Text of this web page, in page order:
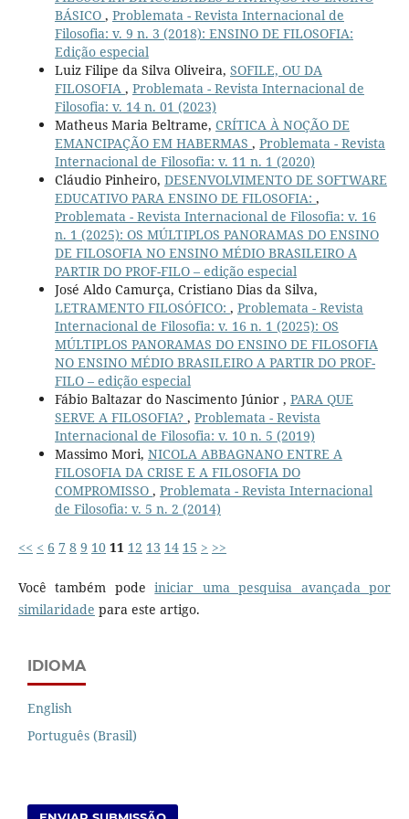
BÁSICO , Problemata - Revista Internacional de
Filosofia: v. 9 n. 3 (2018): ENSINO DE FILOSOFIA:
Edição especial
Luiz Filipe da Silva Oliveira, SOFILE, OU DA
FILOSOFIA , Problemata - Revista Internacional de
Filosofia: v. 14 n. 01 (2023)
Matheus Maria Beltrame, CRÍTICA À NOÇÃO DE
EMANCIPAÇÃO EM HABERMAS , Problemata - Revista
Internacional de Filosofia: v. 11 n. 1 (2020)
Cláudio Pinheiro, DESENVOLVIMENTO DE SOFTWARE
EDUCATIVO PARA ENSINO DE FILOSOFIA: ,
Problemata - Revista Internacional de Filosofia: v. 16
n. 1 (2025): OS MÚLTIPLOS PANORAMAS DO ENSINO
DE FILOSOFIA NO ENSINO MÉDIO BRASILEIRO A
PARTIR DO PROF-FILO – edição especial
José Aldo Camurça, Cristiano Dias da Silva,
LETRAMENTO FILOSÓFICO: , Problemata - Revista
Internacional de Filosofia: v. 16 n. 1 (2025): OS
MÚLTIPLOS PANORAMAS DO ENSINO DE FILOSOFIA
NO ENSINO MÉDIO BRASILEIRO A PARTIR DO PROF-
FILO – edição especial
Fábio Baltazar do Nascimento Júnior , PARA QUE
SERVE A FILOSOFIA? , Problemata - Revista
Internacional de Filosofia: v. 10 n. 5 (2019)
Massimo Mori, NICOLA ABBAGNANO ENTRE A
FILOSOFIA DA CRISE E A FILOSOFIA DO
COMPROMISSO , Problemata - Revista Internacional
de Filosofia: v. 5 n. 2 (2014)
<< < 6 7 8 9 10 11 12 13 14 15 > >>
Você também podeiniciar uma pesquisa avançada por
similaridade para este artigo.
IDIOMA
English
Português (Brasil)